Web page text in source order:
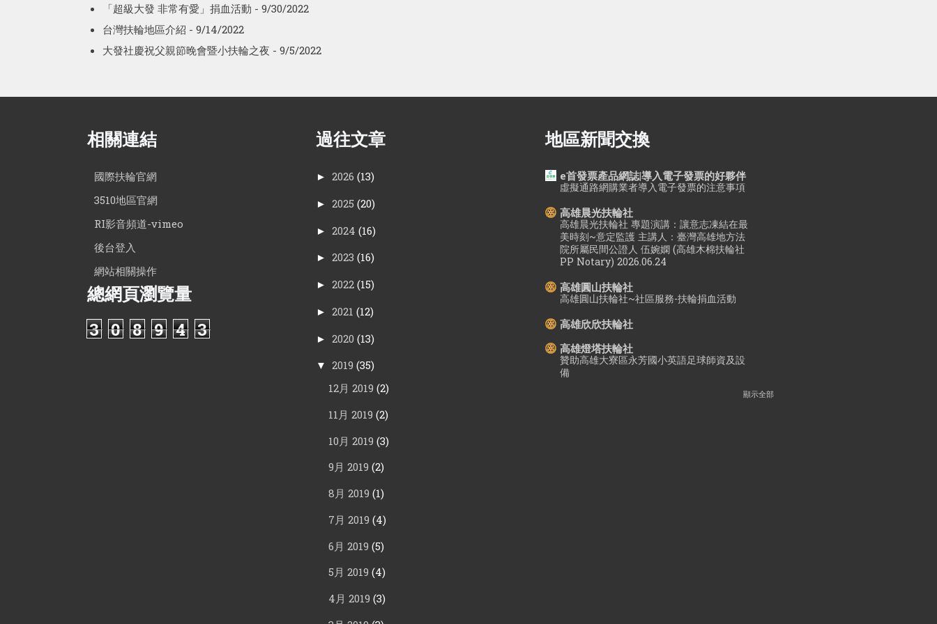
「超級大發 非常有愛」捐血活動 - 9/30/2022
台灣扶輪地區介紹 - 9/14/2022
大發社慶祝父親節晚會暨小扶輪之夜 - 9/5/2022
相關連結
國際扶輪官網
3510地區官網
RI影音頻道-vimeo
後台登入
網站相關操作
總網頁瀏覽量
3 0 8 9 4 3
過往文章
► 2026 (13)
► 2025 (20)
► 2024 (16)
► 2023 (16)
► 2022 (15)
► 2021 (12)
► 2020 (13)
▼ 2019 (35)
12月 2019 (2)
11月 2019 (2)
10月 2019 (3)
9月 2019 (2)
8月 2019 (1)
7月 2019 (4)
6月 2019 (5)
5月 2019 (4)
4月 2019 (3)
地區新聞交換
e首發票產品網誌|導入電子發票的好夥伴
虛擬通路網購業者導入電子發票的注意事項
高雄晨光扶輪社
高雄晨光扶輪社 專題演講：讓意志凍結在最
美時刻~意定監護 主講人：臺灣高雄地方法
院所屬民間公證人 伍婉嫻 (高雄木棉扶輪社
PP Notary) 2026.06.24
高雄圓山扶輪社
高雄圓山扶輪社~社區服務-扶輪捐血活動
高雄欣欣扶輪社
高雄燈塔扶輪社
贊助高雄大寮區永芳國小英語足球師資及設
備
顯示全部